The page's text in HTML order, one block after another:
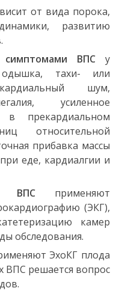
от вида порока,
развитию
симптомами ВПСу
тахи- или
шум,
усиленное
в прекардиальном
относительной
прибавка массы
еде, кардиалгии и
ВПС применяют
(ЭКГ),
камер
обследования.
ЭхоКГ плода
ВПС решается вопрос